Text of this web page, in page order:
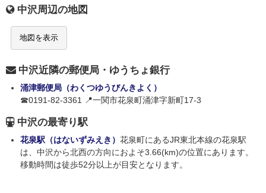
中沢周辺の地図
地図を表示
中沢近隣の郵便局・ゆうちょ銀行
涌津郵便局（わくつゆうびんきよく）
☎0191-82-3361 📍一関市花泉町涌津字新町17-3
中沢の最寄り駅
花泉駅（はないずみえき） 花泉町にあるJR東北本線の花泉駅
は、中沢から北西の方向におよそ3.66(km)の位置にあります。
移動時間は徒歩52分以上が目安となります。